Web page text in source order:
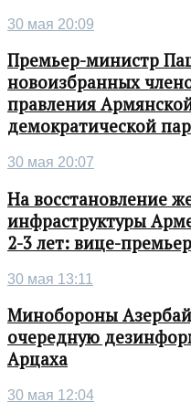
30 мая 20:09
Премьер-министр
новоизбранных
правления
демократической
30 мая 20:07
На восстановление
инфраструктуры
2-3 лет: вице-премьер
30 мая 13:11
Минобороны
очередную
Арцаха
30 мая 12:04